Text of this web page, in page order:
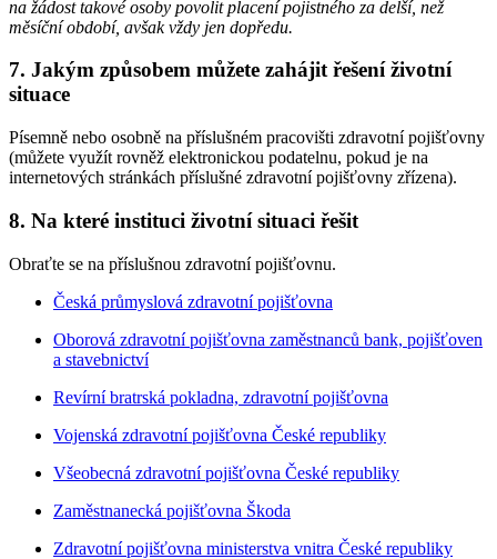
na žádost takové osoby povolit placení pojistného za delší, než
měsíční období, avšak vždy jen dopředu.
7. Jakým způsobem můžete zahájit řešení životní
situace
Písemně nebo osobně na příslušném pracovišti zdravotní pojišťovny
(můžete využít rovněž elektronickou podatelnu, pokud je na
internetových stránkách příslušné zdravotní pojišťovny zřízena).
8. Na které instituci životní situaci řešit
Obraťte se na příslušnou zdravotní pojišťovnu.
Česká průmyslová zdravotní pojišťovna
Oborová zdravotní pojišťovna zaměstnanců bank, pojišťoven
a stavebnictví
Revírní bratrská pokladna, zdravotní pojišťovna
Vojenská zdravotní pojišťovna České republiky
Všeobecná zdravotní pojišťovna České republiky
Zaměstnanecká pojišťovna Škoda
Zdravotní pojišťovna ministerstva vnitra České republiky